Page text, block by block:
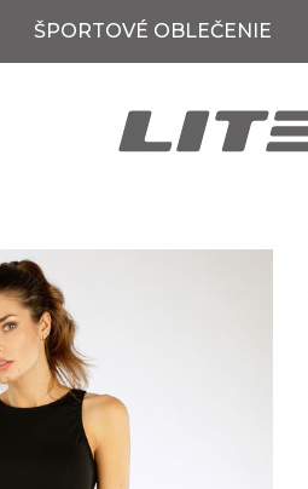
ŠPORTOVÉ OBLEČENIE